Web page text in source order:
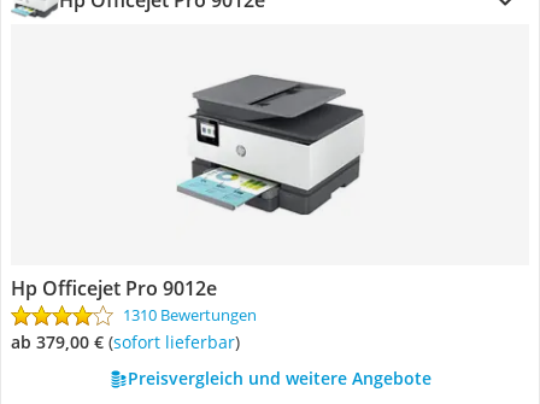
Hp Officejet Pro 9012e
1310 Bewertungen
ab 379,00 € ( Sofort lieferbar)
Preisvergleich und weitere Angebote